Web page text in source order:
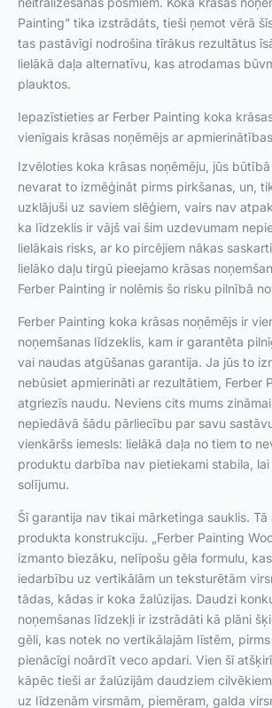
Painting” tika izstrādāts, tieši ņemot vērā
tas pastāvīgi nodrošina tīrākus rezultātus
lielākā daļa alternatīvu, kas atrodamas
plauktos.
Iepazīstieties ar Ferber Painting koka
vienīgais krāsas noņēmējs ar
Izvēloties koka krāsas noņēmēju, jūs
nevarat to izmēģināt pirms pirkšanas, un,
uzklājuši uz saviem slēģiem, vairs nav
ka līdzeklis ir vājš vai šim uzdevumam
lielākais risks, ar ko pircējiem nākas
lielāko daļu tirgū pieejamo krāsas
Ferber Painting ir nolēmis šo risku pilnībā
Ferber Painting koka krāsas noņēmējs ir
noņemšanas līdzeklis, kam ir garantēta
vai naudas atgūšanas garantija. Ja jūs to
nebūsiet apmierināti ar rezultātiem, Ferber
atgriezīs naudu. Neviens cits mums
nepiedāvā šādu pārliecību par savu
vienkāršs iemesls: lielākā daļa no tiem to
produktu darbība nav pietiekami stabila,
solījumu.
Šī garantija nav tikai mārketinga sauklis.
produkta konstrukciju. „Ferber Painting
izmanto biezāku, nelīpošu gēla formulu,
iedarbību uz vertikālām un teksturētām
tādas, kādas ir koka žalūzijas. Daudzi
noņemšanas līdzekļi ir izstrādāti kā plāni
gēli, kas notek no vertikālajām līstēm,
pienācīgi noārdīt veco apdari. Vien šī
kāpēc tieši ar žalūzijām daudziem
uz līdzenām virsmām, piemēram, galda